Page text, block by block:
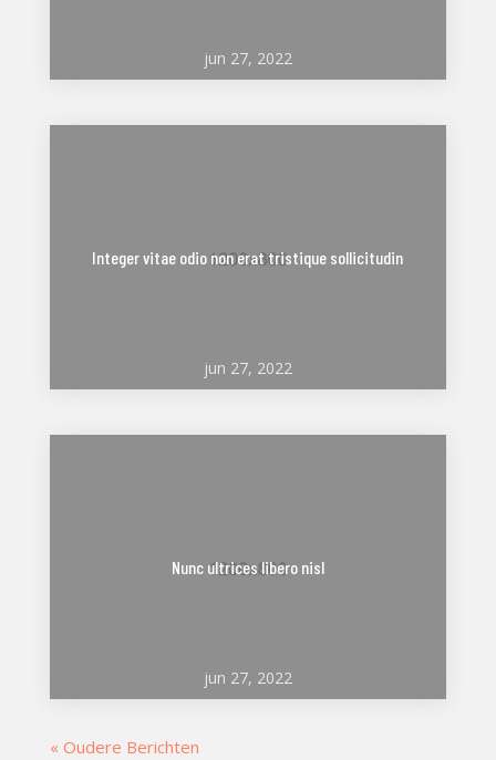
jun 27, 2022
Integer vitae odio non erat tristique sollicitudin
jun 27, 2022
Nunc ultrices libero nisl
jun 27, 2022
« Oudere Berichten